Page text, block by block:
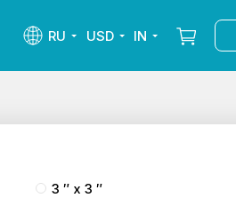
RU USD IN
3 ″ x 3 ″